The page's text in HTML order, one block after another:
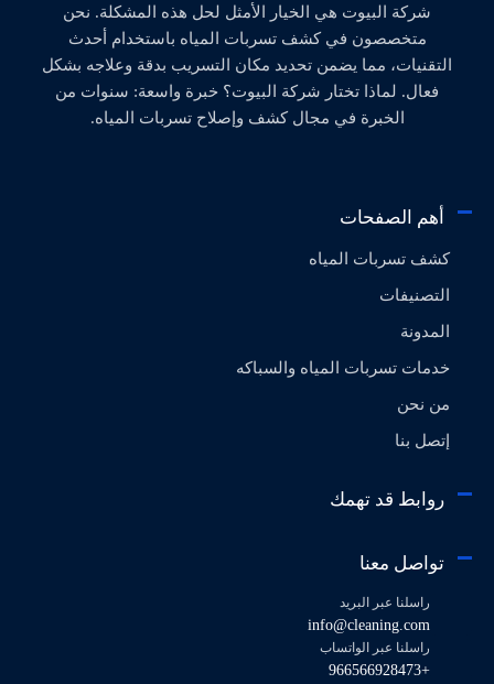
شركة البيوت هي الخيار الأمثل لحل هذه المشكلة. نحن
متخصصون في كشف تسربات المياه باستخدام أحدث
التقنيات، مما يضمن تحديد مكان التسريب بدقة وعلاجه بشكل
فعال. لماذا تختار شركة البيوت؟ خبرة واسعة: سنوات من
الخبرة في مجال كشف وإصلاح تسربات المياه.
أهم الصفحات
كشف تسربات المياه
التصنيفات
المدونة
خدمات تسربات المياه والسباكه
من نحن
إتصل بنا
روابط قد تهمك
تواصل معنا
راسلنا عبر البريد
info@cleaning.com
راسلنا عبر الواتساب
+966566928473